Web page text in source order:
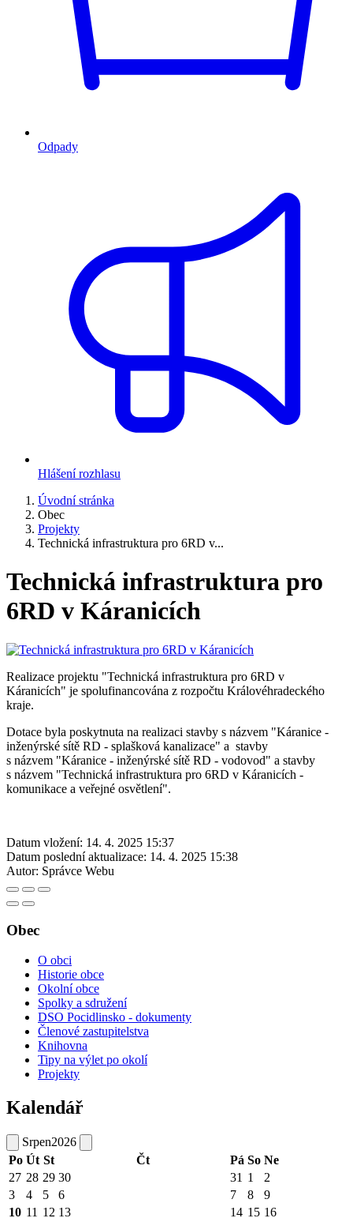
Odpady
Hlášení rozhlasu
Úvodní stránka
Obec
Projekty
Technická infrastruktura pro 6RD v...
Technická infrastruktura pro
6RD v Káranicích
Realizace projektu "Technická infrastruktura pro 6RD v
Káranicích" je spolufinancována z rozpočtu Královéhradeckého
kraje.
Dotace byla poskytnuta na realizaci stavby s názvem "Káranice -
inženýrské sítě RD - splašková kanalizace" a stavby
s názvem "Káranice - inženýrské sítě RD - vodovod" a stavby
s názvem "Technická infrastruktura pro 6RD v Káranicích -
komunikace a veřejné osvětlení".
Datum vložení: 14. 4. 2025 15:37
Datum poslední aktualizace: 14. 4. 2025 15:38
Autor: Správce Webu
Obec
O obci
Historie obce
Okolní obce
Spolky a sdružení
DSO Pocidlinsko - dokumenty
Členové zastupitelstva
Knihovna
Tipy na výlet po okolí
Projekty
Kalendář
Srpen2026
Po Út St Čt Pá So Ne
27 28 29 30 31 1
2
3
4 5 6 7 8
9
10 11 12 13 14 15 16